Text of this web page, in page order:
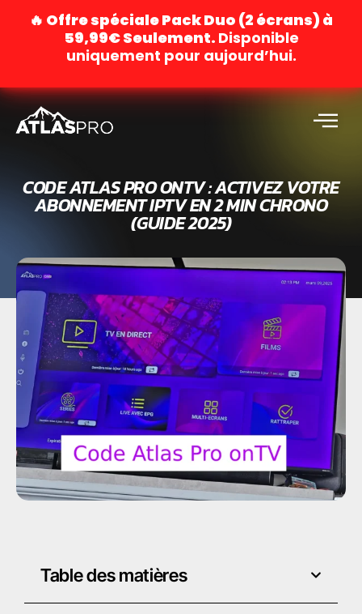
🔥 Offre spéciale Pack Duo (2 écrans) à
59,99€ Seulement. Disponible
uniquement pour aujourd’hui.
CODE ATLAS PRO ONTV : ACTIVEZ VOTRE
ABONNEMENT IPTV EN 2 MIN CHRONO
(GUIDE 2025)
Table des matières